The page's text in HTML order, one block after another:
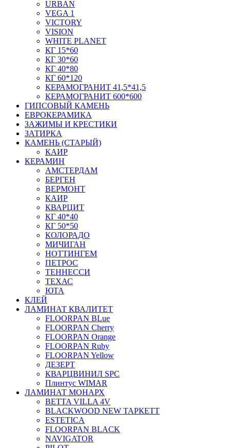
URBAN
VEGA 1
VICTORY
VISION
WHITE PLANET
КГ 15*60
КГ 30*60
КГ 40*80
КГ 60*120
КЕРАМОГРАНИТ 41,5*41,5
КЕРАМОГРАНИТ 600*600
ГИПСОВЫЙ КАМЕНЬ
ЕВРОКЕРАМИКА
ЗАЖИМЫ И КРЕСТИКИ
ЗАТИРКА
КАМЕНЬ (СТАРЫЙ)
КАИР
КЕРАМИН
АМСТЕРДАМ
БЕРГЕН
ВЕРМОНТ
КАИР
КВАРЦИТ
КГ 40*40
КГ 50*50
КОЛОРАДО
МИЧИГАН
НОТТИНГЕМ
ПЕТРОС
ТЕННЕССИ
ТЕХАС
ЮТА
КЛЕЙ
ЛАМИНАТ КВАЛИТЕТ
FLOORPAN BLue
FLOORPAN Cherry
FLOORPAN Orange
FLOORPAN Ruby
FLOORPAN Yellow
ДЕЗЕРТ
КВАРЦВИНИЛ SPC
Плинтус WIMAR
ЛАМИНАТ МОНАРХ
BETTA VILLA 4V
BLACKWOOD NEW ТАРКЕТТ
ESTETICA
FLOORPAN BLACK
NAVIGATOR